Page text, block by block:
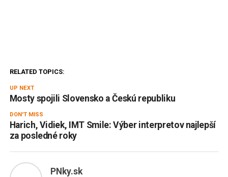
RELATED TOPICS:
UP NEXT
Mosty spojili Slovensko a Českú republiku
DON'T MISS
Harich, Vidiek, IMT Smile: Výber interpretov najlepší
za posledné roky
PNky.sk